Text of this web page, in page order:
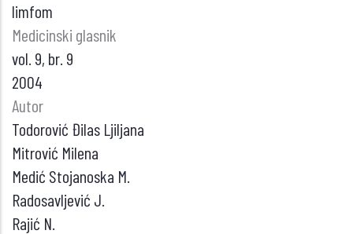
limfom
Medicinski glasnik
vol. 9, br. 9
2004
Autor
Todorović Đilas Ljiljana
Mitrović Milena
Medić Stojanoska M.
Radosavljević J.
Rajić N.